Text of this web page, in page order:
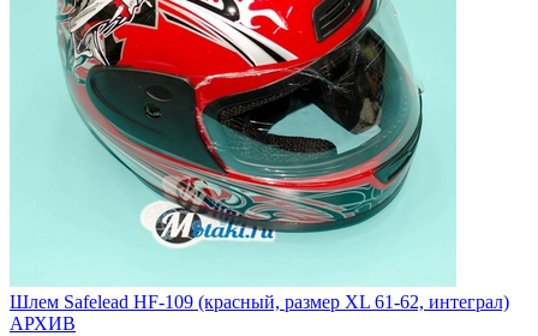
Шлем Safelead HF-109 (красный, размер XL 61-62, интеграл)
АРХИВ